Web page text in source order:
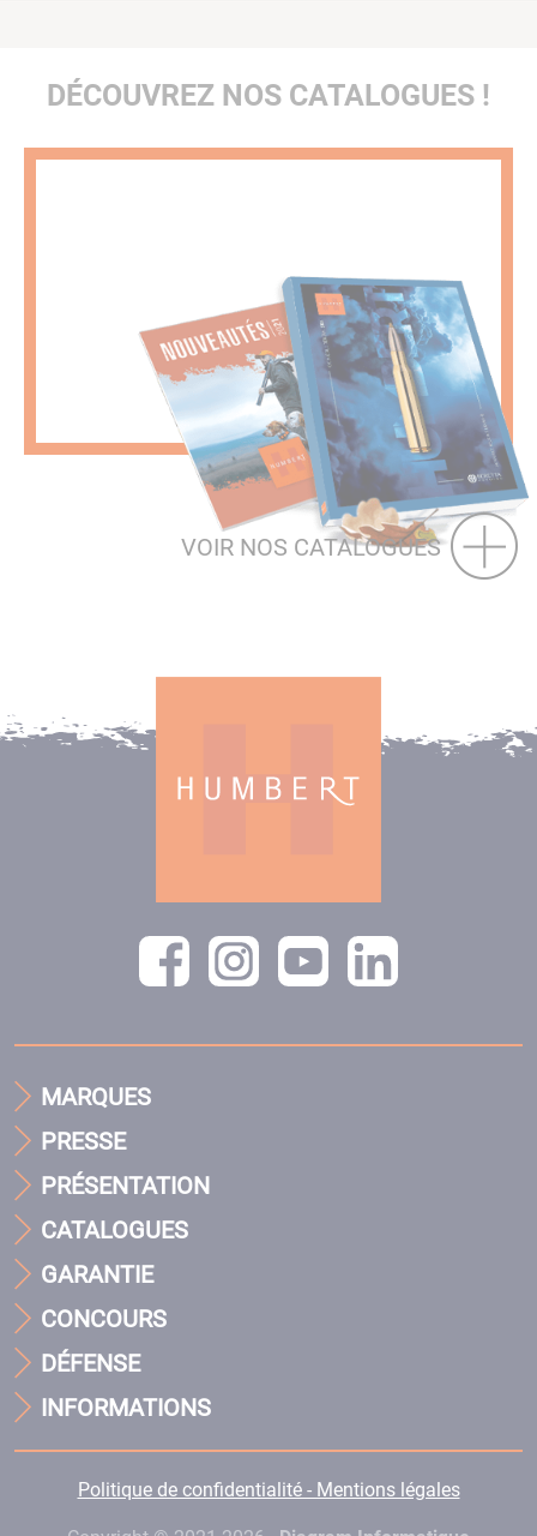
DÉCOUVREZ NOS CATALOGUES !
VOIR NOS CATALOGUES
MARQUES
PRESSE
PRÉSENTATION
CATALOGUES
GARANTIE
CONCOURS
DÉFENSE
INFORMATIONS
Politique de confidentialité - Mentions légales